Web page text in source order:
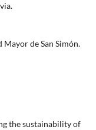
Mayor de San Simón.
the sustainability of